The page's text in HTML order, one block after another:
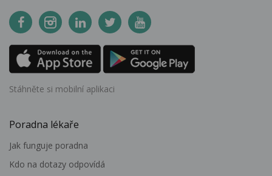
Stáhněte si mobilní aplikaci
Poradna lékaře
Jak funguje poradna
Kdo na dotazy odpovídá